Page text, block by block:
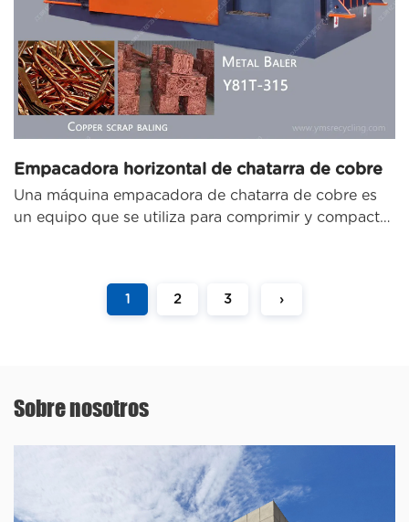
Empacadora horizontal de chatarra de cobre
Una máquina empacadora de chatarra de cobre es
un equipo que se utiliza para comprimir y compactar
1 2 3 ›
Sobre nosotros